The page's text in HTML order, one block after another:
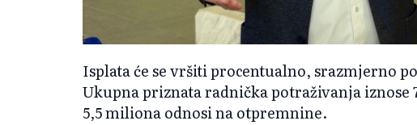
Isplata će se vršiti procentualno, srazmjerno
Ukupna priznata radnička potraživanja iznose
5,5 miliona odnosi na otpremnine.